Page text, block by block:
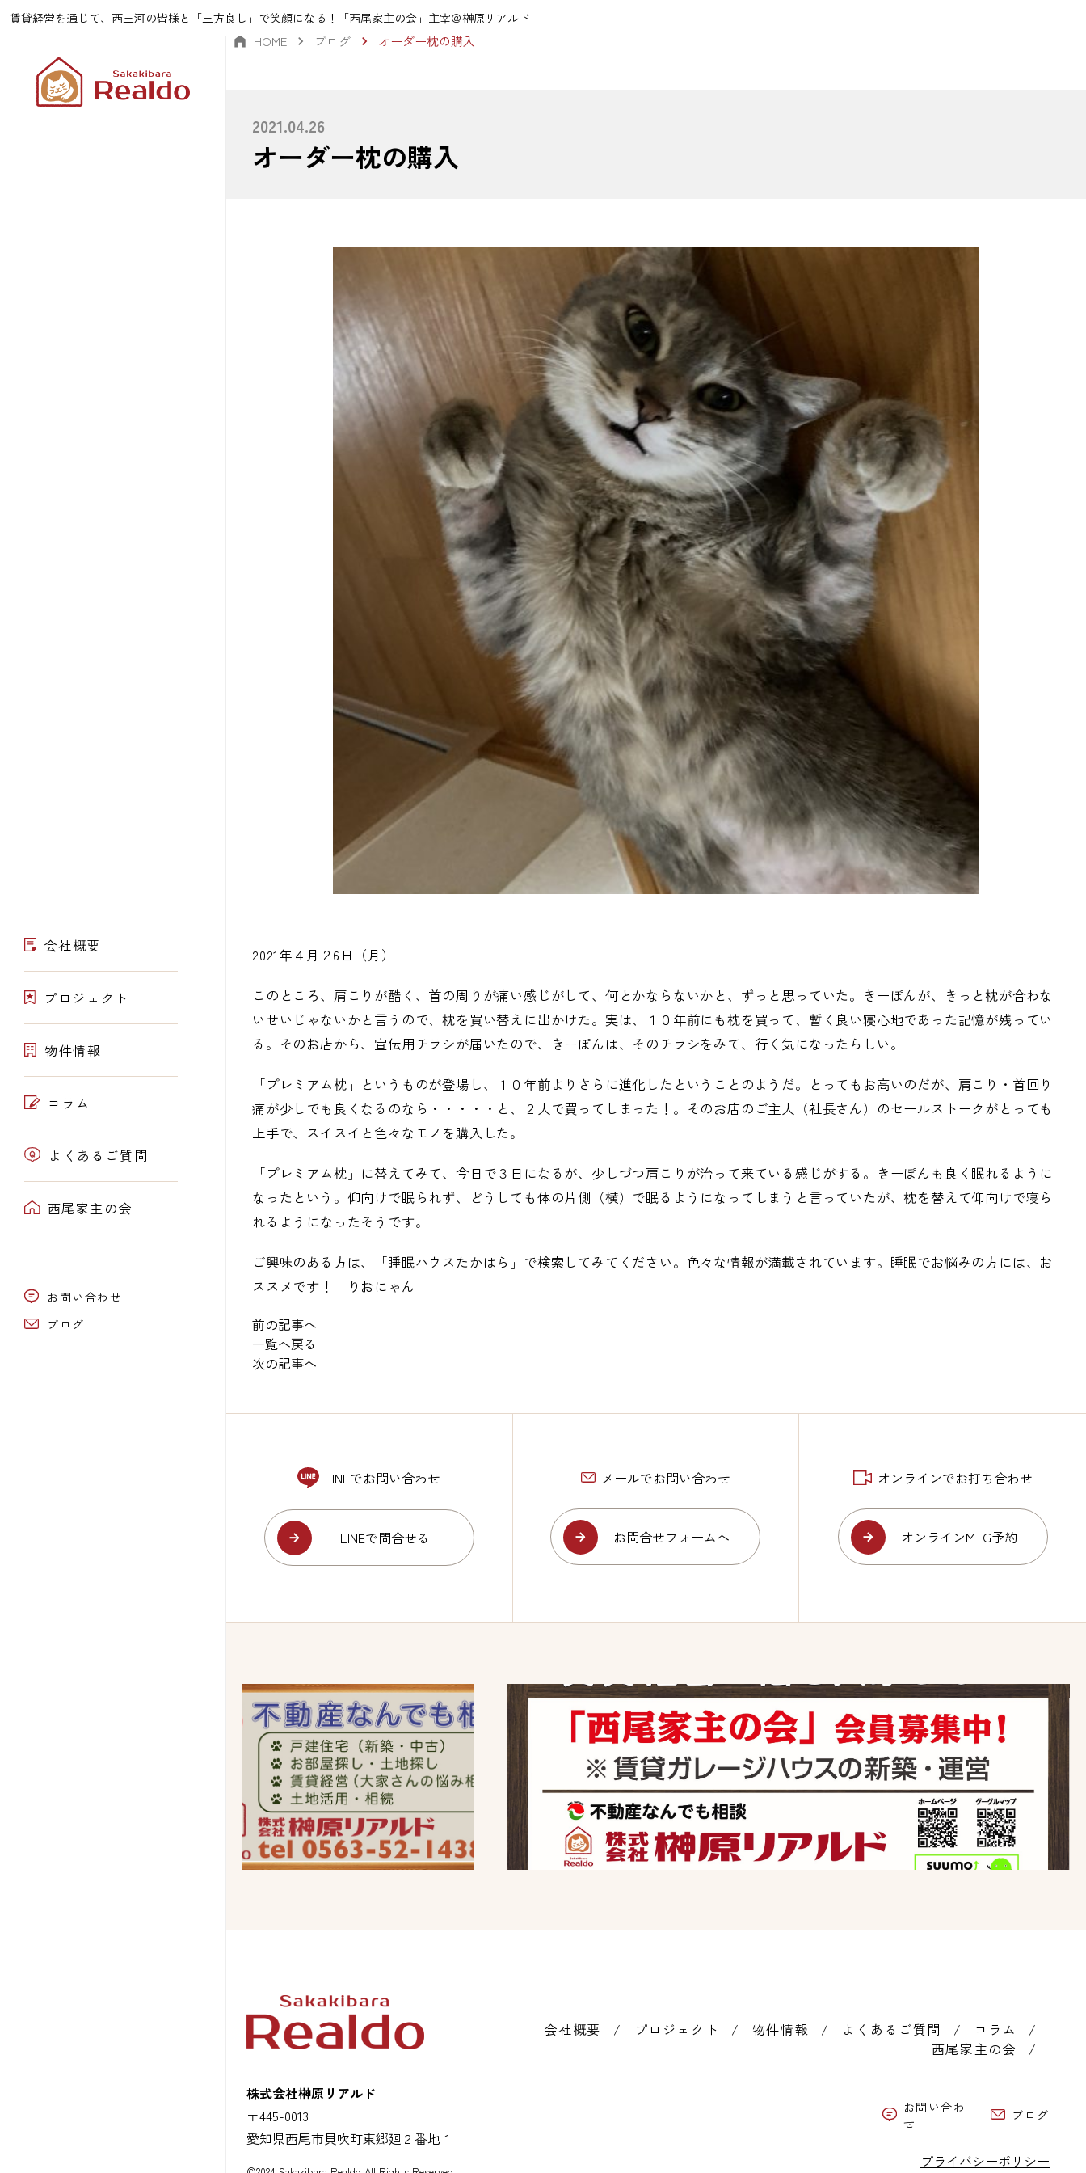
賃貸経営を通じて、西三河の皆様と「三方良し」で笑顔になる！「西尾家主の会」主宰＠榊原リアルド
会社概要
プロジェクト
物件情報
コラム
よくあるご質問
西尾家主の会
お問い合わせ
ブログ
HOME ブログ オーダー枕の購入
2021.04.26
オーダー枕の購入
2021年４月２6日（月）
このところ、肩こりが酷く、首の周りが痛い感じがして、何とかならないかと、ずっと思っていた。きーぽんが、きっと枕が合わな
いせいじゃないかと言うので、枕を買い替えに出かけた。実は、１０年前にも枕を買って、暫く良い寝心地であった記憶が残ってい
る。そのお店から、宣伝用チラシが届いたので、きーぽんは、そのチラシをみて、行く気になったらしい。
「プレミアム枕」というものが登場し、１０年前よりさらに進化したということのようだ。とってもお高いのだが、肩こり・首回り
痛が少しでも良くなるのなら・・・・・と、２人で買ってしまった！。そのお店のご主人（社長さん）のセールストークがとっても
上手で、スイスイと色々なモノを購入した。
「プレミアム枕」に替えてみて、今日で３日になるが、少しづつ肩こりが治って来ている感じがする。きーぽんも良く眠れるように
なったという。仰向けで眠られず、どうしても体の片側（横）で眠るようになってしまうと言っていたが、枕を替えて仰向けで寝ら
れるようになったそうです。
ご興味のある方は、「睡眠ハウスたかはら」で検索してみてください。色々な情報が満載されています。睡眠でお悩みの方には、お
ススメです！ りおにゃん
前の記事へ
一覧へ戻る
次の記事へ
LINEでお問い合わせ
LINEで問合せる
メールでお問い合わせ
お問合せフォームへ
オンラインでお打ち合わせ
オンラインMTG予約
株式会社榊原リアルド
〒445-0013
愛知県西尾市貝吹町東郷廻２番地１
会社概要 プロジェクト 物件情報 よくあるご質問
コラム
西尾家主の会
お問い合わ
せ
ブログ
プライバシーポリシー